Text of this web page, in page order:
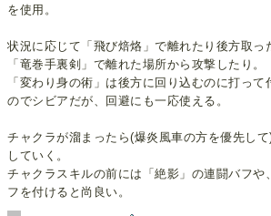
を使用。
状況に応じて「飛び焙烙」で離れたり後方取っ
「竜巻手裏剣」で離れた場所から攻撃したり。
「変わり身の術」は後方に回り込むのに打っ
のでシビアだが、回避にも一応使える。
チャクラが溜まったら(爆炎風車の方を優先し
していく。
チャクラスキルの前には「絶影」の連闘バフや
フを付けると尚良い。